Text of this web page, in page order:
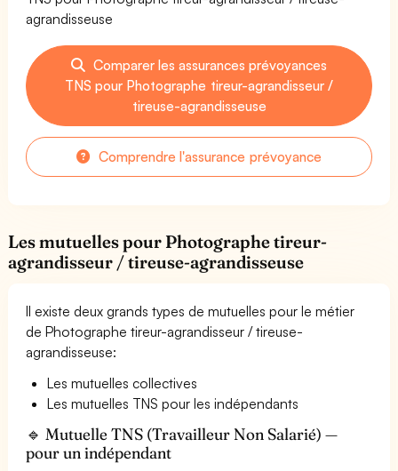
agrandisseuse
Comparer les assurances prévoyances
TNS pour Photographe tireur-agrandisseur /
tireuse-agrandisseuse
Comprendre l'assurance prévoyance
Les mutuelles pour Photographe tireur-
agrandisseur / tireuse-agrandisseuse
Il existe deux grands types de mutuelles pour le métier
de Photographe tireur-agrandisseur / tireuse-
agrandisseuse:
Les mutuelles collectives
Les mutuelles TNS pour les indépendants
🔹 Mutuelle TNS (Travailleur Non Salarié) —
pour un indépendant